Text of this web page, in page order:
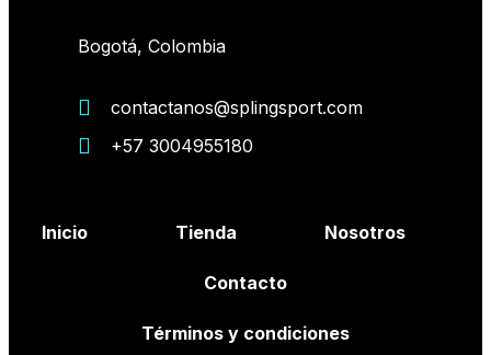
Bogotá, Colombia
contactanos@splingsport.com
+57 3004955180
Inicio Tienda Nosotros
Contacto
Términos y condiciones